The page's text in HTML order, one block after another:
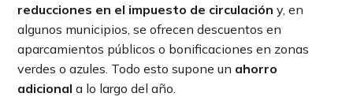
reducciones en el impuesto de circulación y, en
algunos municipios, se ofrecen descuentos en
aparcamientos públicos o bonificaciones en zonas
verdes o azules. Todo esto supone un ahorro
adicional a lo largo del año.